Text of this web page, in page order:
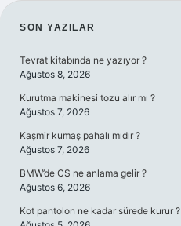
SIDEBAR
SON YAZILAR
Tevrat kitabında ne yazıyor ?
Ağustos 8, 2026
Kurutma makinesi tozu alır mı ?
Ağustos 7, 2026
Kaşmir kumaş pahalı mıdır ?
Ağustos 7, 2026
BMW’de CS ne anlama gelir ?
Ağustos 6, 2026
Kot pantolon ne kadar sürede kurur ?